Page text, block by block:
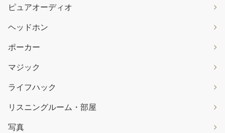
ピュアオーディオ
ヘッドホン
ポーカー
マジック
ライフハック
リスニングルーム・部屋
写真